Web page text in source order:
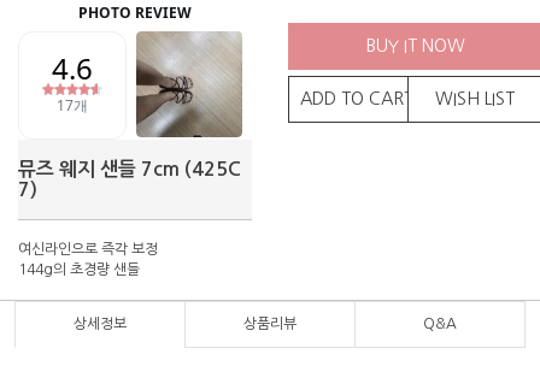
뮤즈 웨지 샌들 7cm (425C
7)
여신라인으로 즉각 보정
144g의 초경량 샌들
BUY IT NOW
ADD TO CART WISH LIST
상세정보 상품리뷰 Q&A